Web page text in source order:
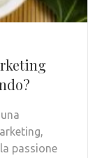
passione